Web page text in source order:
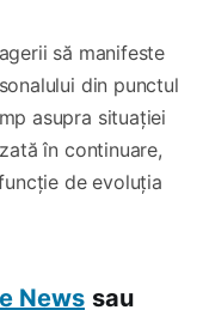
să manifeste
din punctul
asupra situației
în continuare,
de evoluția
News sau